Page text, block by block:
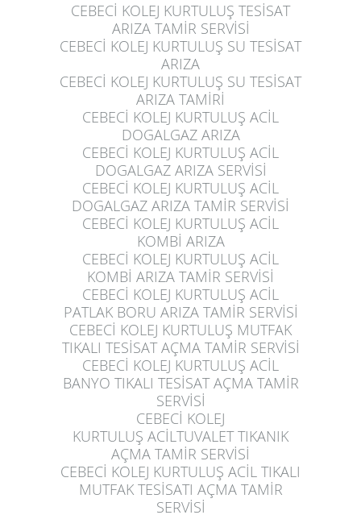
CEBECİ KOLEJ KURTULUŞ TESİSAT
ARIZA TAMİR SERVİSİ
CEBECİ KOLEJ KURTULUŞ SU TESİSAT
ARIZA
CEBECİ KOLEJ KURTULUŞ SU TESİSAT
ARIZA TAMİRİ
CEBECİ KOLEJ KURTULUŞ ACİL
DOGALGAZ ARIZA
CEBECİ KOLEJ KURTULUŞ ACİL
DOGALGAZ ARIZA SERVİSİ
CEBECİ KOLEJ KURTULUŞ ACİL
DOGALGAZ ARIZA TAMİR SERVİSİ
CEBECİ KOLEJ KURTULUŞ ACİL
KOMBİ ARIZA
CEBECİ KOLEJ KURTULUŞ ACİL
KOMBİ ARIZA TAMİR SERVİSİ
CEBECİ KOLEJ KURTULUŞ ACİL
PATLAK BORU ARIZA TAMİR SERVİSİ
CEBECİ KOLEJ KURTULUŞ MUTFAK
TIKALI TESİSAT AÇMA TAMİR SERVİSİ
CEBECİ KOLEJ KURTULUŞ ACİL
BANYO TIKALI TESİSAT AÇMA TAMİR
SERVİSİ
CEBECİ KOLEJ
KURTULUŞ ACİLTUVALET TIKANIK
AÇMA TAMİR SERVİSİ
CEBECİ KOLEJ KURTULUŞ ACİL TIKALI
MUTFAK TESİSATI AÇMA TAMİR
SERVİSİ